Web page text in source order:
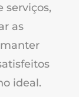
serviços,
as
ideal.